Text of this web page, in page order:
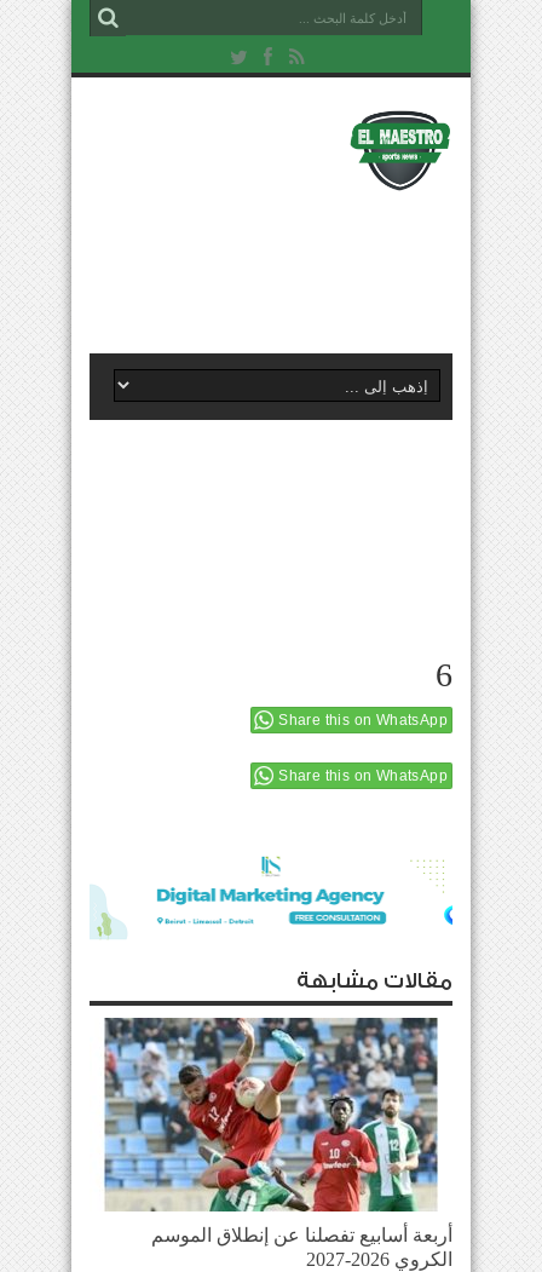
6
Share this on WhatsApp
Share this on WhatsApp
مقالات مشابهة
أربعة أسابيع تفصلنا عن إنطلاق الموسم
الكروي 2026-2027